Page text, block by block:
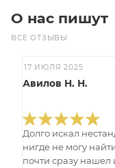
О нас пишут
ВСЕ ОТЗЫВЫ
17 ИЮЛЯ 2025
Авилов Н. Н.
Долго искал
нигде не могу
почти сразу нашел